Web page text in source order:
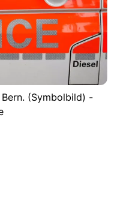
(Symbolbild) -